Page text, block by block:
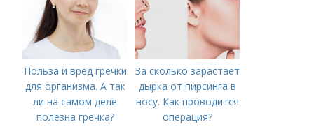
Польза и вред гречки
для организма. А так
ли на самом деле
полезна гречка?
За сколько зарастает
дырка от пирсинга в
носу. Как проводится
операция?